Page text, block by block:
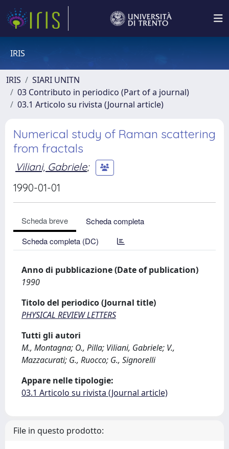
IRIS
IRIS
SIARI UNITN
03 Contributo in periodico (Part of a journal)
03.1 Articolo su rivista (Journal article)
Numerical study of Raman scattering
from fractals
Viliani, Gabriele;
1990-01-01
Scheda breve
Scheda completa
Scheda completa (DC)
Anno di pubblicazione (Date of publication)
1990
Titolo del periodico (Journal title)
PHYSICAL REVIEW LETTERS
Tutti gli autori
M., Montagna; O., Pilla; Viliani, Gabriele; V.,
Mazzacurati; G., Ruocco; G., Signorelli
Appare nelle tipologie:
03.1 Articolo su rivista (Journal article)
File in questo prodotto: